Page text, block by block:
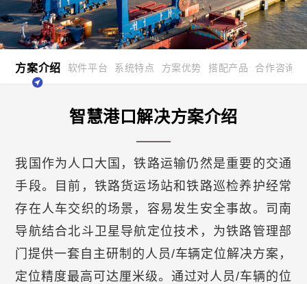
方案介绍 软件平台 系统特点 方案优势 搭配产品 合作咨询
智慧港口解决方案介绍
我国作为人口大国，铁路运输仍然是重要的交通
手段。目前，铁路货运场站和铁路巡检养护经常
存在人车交织的场景，容易发生安全事故。司南
导航结合北斗卫星导航定位技术，为铁路管理部
门提供一套自主研制的人员/车辆定位解决方案，
定位精度最高可达厘米级。通过对人员/车辆的位